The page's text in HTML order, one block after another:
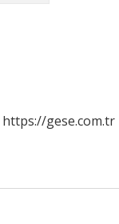
https://gese.com.tr